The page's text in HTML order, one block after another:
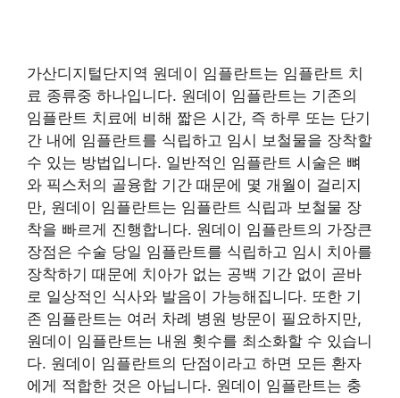
가산디지털단지역 원데이 임플란트는 임플란트 치
료 종류중 하나입니다. 원데이 임플란트는 기존의
임플란트 치료에 비해 짧은 시간, 즉 하루 또는 단기
간 내에 임플란트를 식립하고 임시 보철물을 장착할
수 있는 방법입니다. 일반적인 임플란트 시술은 뼈
와 픽스처의 골융합 기간 때문에 몇 개월이 걸리지
만, 원데이 임플란트는 임플란트 식립과 보철물 장
착을 빠르게 진행합니다. 원데이 임플란트의 가장큰
장점은 수술 당일 임플란트를 식립하고 임시 치아를
장착하기 때문에 치아가 없는 공백 기간 없이 곧바
로 일상적인 식사와 발음이 가능해집니다. 또한 기
존 임플란트는 여러 차례 병원 방문이 필요하지만,
원데이 임플란트는 내원 횟수를 최소화할 수 있습니
다. 원데이 임플란트의 단점이라고 하면 모든 환자
에게 적합한 것은 아닙니다. 원데이 임플란트는 충